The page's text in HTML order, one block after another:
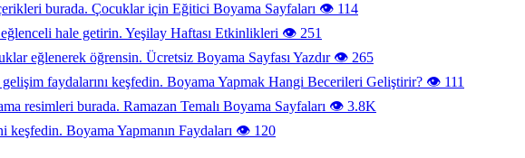
Çocuklar için Eğitici Boyama Sayfaları 👁️ 114
Yeşilay Haftası Etkinlikleri 👁️ 251
Ücretsiz Boyama Sayfası Yazdır 👁️ 265
Boyama Yapmak Hangi Becerileri Geliştirir? 👁️ 111
Ramazan Temalı Boyama Sayfaları 👁️ 3.8K
Boyama Yapmanın Faydaları 👁️ 120